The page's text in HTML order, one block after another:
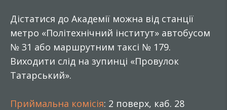
Дістатися до Академії можна від станції
метро «Політехнічний інститут» автобусом
№ 31 або маршрутним таксі № 179.
Виходити слід на зупинці «Провулок
Татарський».
Приймальна комісія: 2 поверх, каб. 28